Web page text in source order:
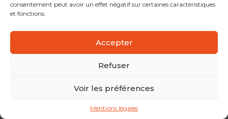
consentement peut avoir un effet négatif sur certaines caractéristiques
et fonctions.
Accepter
Refuser
Voir les préférences
Mentions légales
Pourquoi s’entourer de notre
cabinet ?
Contactez-nous